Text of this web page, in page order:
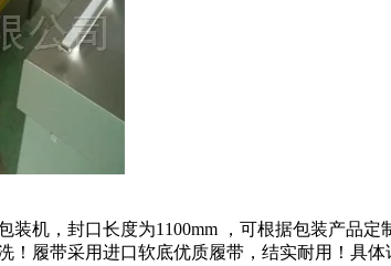
机，封口长度为1100mm ，可根据包装产品定
！履带采用进口软底优质履带，结实耐用！具